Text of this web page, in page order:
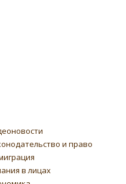
и право
в лицах